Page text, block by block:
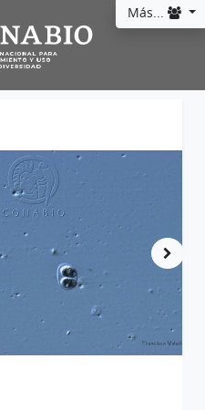
Más...